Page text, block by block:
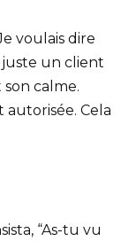
voulais dire
juste un client
calme.
autorisée. Cela
“As-tu vu